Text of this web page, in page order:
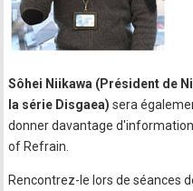
Sôhei Niikawa (Président de
la série Disgaea) sera
donner davantage
of Refrain.
Rencontrez-le lors de séances